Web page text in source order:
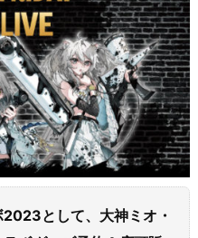
として、大神ミオ・